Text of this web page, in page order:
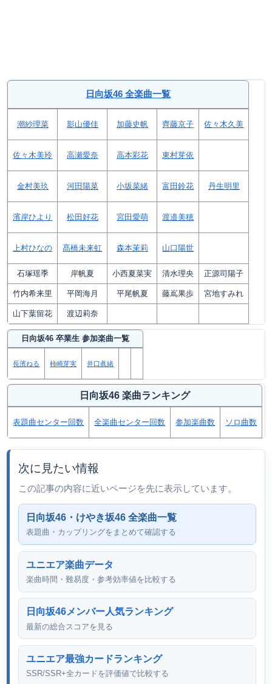
日向坂46 全楽曲一覧
潮紗理菜 影山優佳 加藤史帆 齊藤京子 佐々木久美
佐々木美玲 高瀬愛奈 高本彩花 東村芽依
金村美玖 河田陽菜 小坂菜緒 富田鈴花 丹生明里
濱岸ひより 松田好花 宮田愛萌 渡邉美穂
上村ひなの 髙橋未来虹 森本茉莉 山口陽世
石塚瑶季 岸帆夏 小西夏菜実 清水理央 正源司陽子
竹内希来里 平岡海月 平尾帆夏 藤嶌果歩 宮地すみれ
山下葉留花 渡辺莉奈
日向坂46 卒業生 参加楽曲一覧
長濱ねる 柿崎芽実 井口眞緒
日向坂46 楽曲ランキング
表題曲センター回数 全楽曲センター回数 参加楽曲数 ソロ曲数
次に見たい情報
この記事の内容に近いページを先に表示しています。
日向坂46・けやき坂46 全楽曲一覧
表題曲・カップリングをまとめて確認する
ユニエア楽曲データ
楽曲時間・難易度・参考効率値を比較する
日向坂46メンバー人気ランキング
最新の総合スコアを見る
ユニエア最強カードランキング
SSR/SSR+全カードを評価値で比較する